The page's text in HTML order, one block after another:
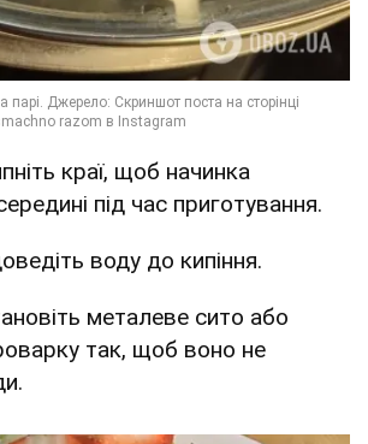
краї, щоб начинка
під час приготування.
воду до кипіння.
металеве сито або
так, щоб воно не